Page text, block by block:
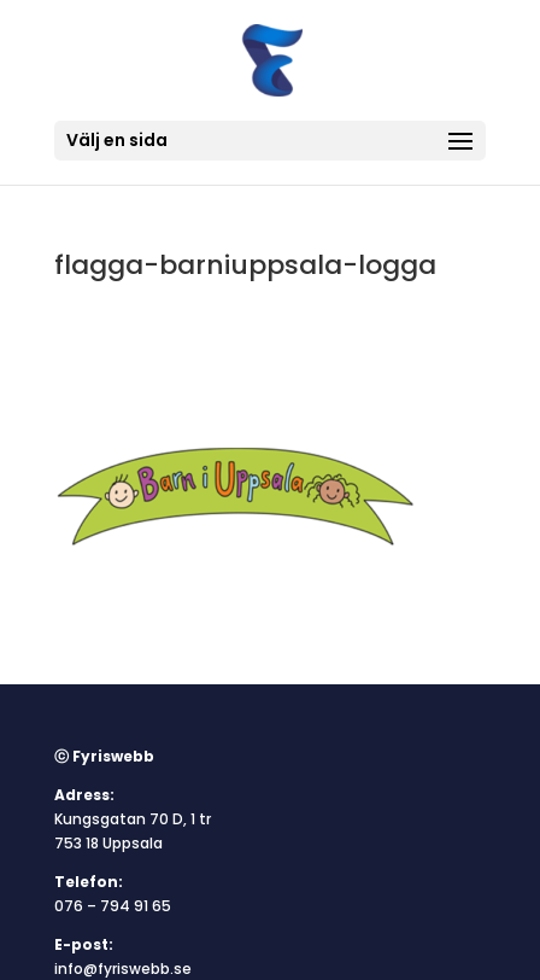
Välj en sida
flagga-barniuppsala-logga
ⓒ Fyriswebb
Adress:
Kungsgatan 70 D, 1 tr
753 18 Uppsala
Telefon:
076 – 794 91 65
E-post:
info@fyriswebb.se